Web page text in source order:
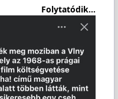
Folytatódik...